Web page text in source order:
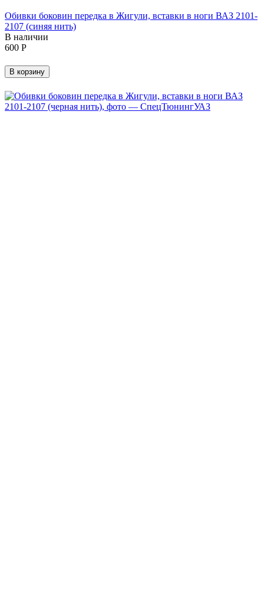
Обивки боковин передка в Жигули, вставки в ноги ВАЗ 2101-
2107 (синяя нить)
В наличии
‍600‍ Р
В корзину